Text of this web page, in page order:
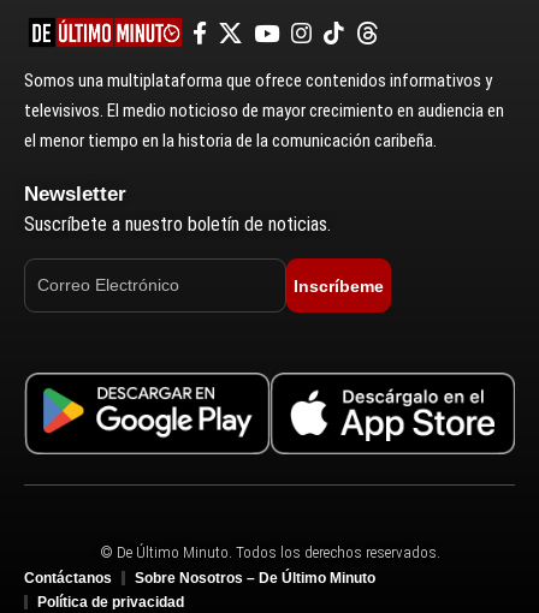
Somos una multiplataforma que ofrece contenidos informativos y
televisivos. El medio noticioso de mayor crecimiento en audiencia en
el menor tiempo en la historia de la comunicación caribeña.
Newsletter
Suscríbete a nuestro boletín de noticias.
Inscríbeme
© De Último Minuto. Todos los derechos reservados.
Contáctanos
Sobre Nosotros – De Último Minuto
Política de privacidad